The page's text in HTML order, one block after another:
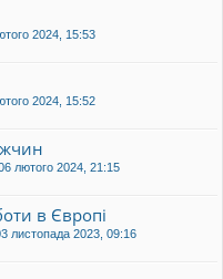
2024, 15:53
2024, 15:52
лютого 2024, 21:15
в Європі
листопада 2023, 09:16